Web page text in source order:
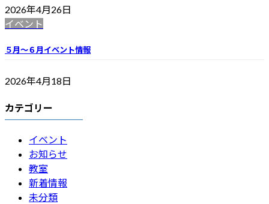
2026年4月26日
イベント
５月～６月イベント情報
2026年4月18日
カテゴリー
イベント
お知らせ
教室
新着情報
未分類